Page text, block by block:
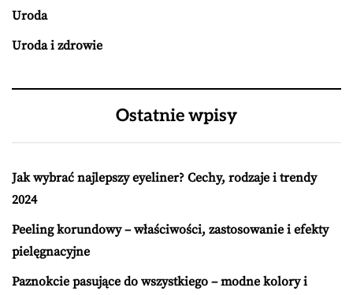
Uroda
Uroda i zdrowie
Ostatnie wpisy
Jak wybrać najlepszy eyeliner? Cechy, rodzaje i trendy
2024
Peeling korundowy – właściwości, zastosowanie i efekty
pielęgnacyjne
Paznokcie pasujące do wszystkiego – modne kolory i